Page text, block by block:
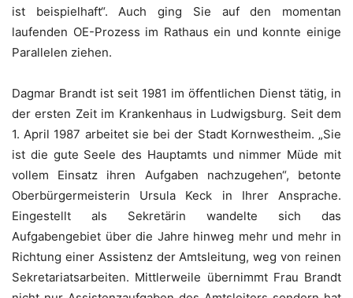
ist beispielhaft“. Auch ging Sie auf den momentan
laufenden OE-Prozess im Rathaus ein und konnte einige
Parallelen ziehen.
Dagmar Brandt ist seit 1981 im öffentlichen Dienst tätig, in
der ersten Zeit im Krankenhaus in Ludwigsburg. Seit dem
1. April 1987 arbeitet sie bei der Stadt Kornwestheim. „Sie
ist die gute Seele des Hauptamts und nimmer Müde mit
vollem Einsatz ihren Aufgaben nachzugehen“, betonte
Oberbürgermeisterin Ursula Keck in Ihrer Ansprache.
Eingestellt als Sekretärin wandelte sich das
Aufgabengebiet über die Jahre hinweg mehr und mehr in
Richtung einer Assistenz der Amtsleitung, weg von reinen
Sekretariatsarbeiten. Mittlerweile übernimmt Frau Brandt